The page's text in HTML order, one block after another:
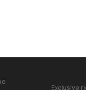
Exclusive